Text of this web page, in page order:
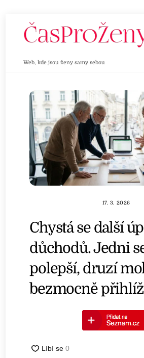
Web, kde jsou ženy samy sebou
17. 3. 2026
Chystá se další
důchodů. Jedni
polepší, druzí
bezmocně